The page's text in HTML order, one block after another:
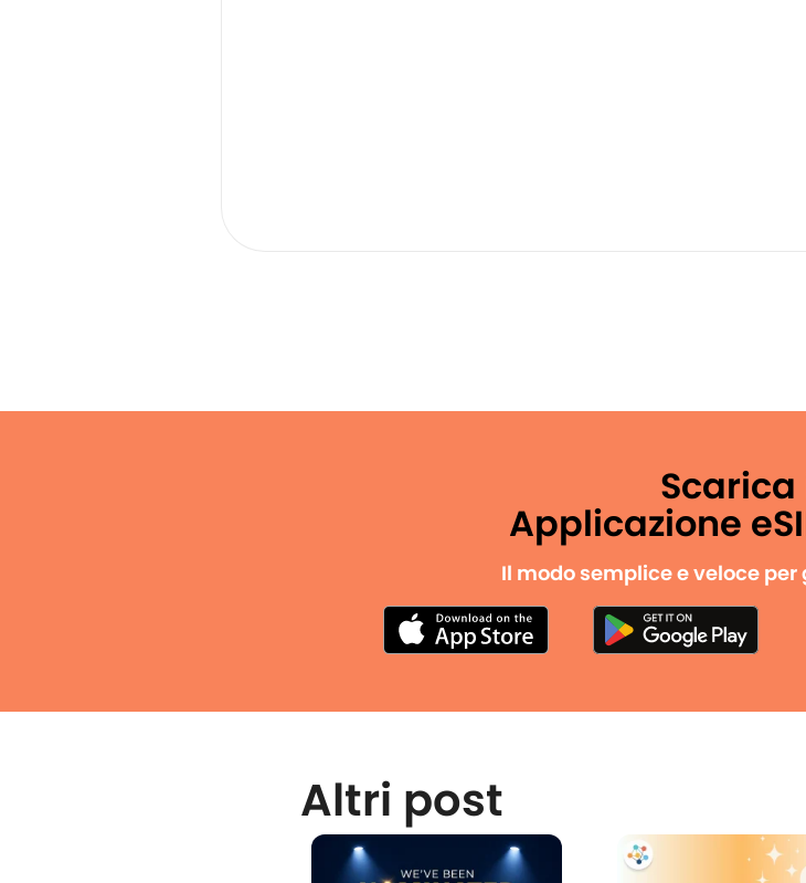
Scarica
Applicazione
Il modo semplice e veloce per
Altri post